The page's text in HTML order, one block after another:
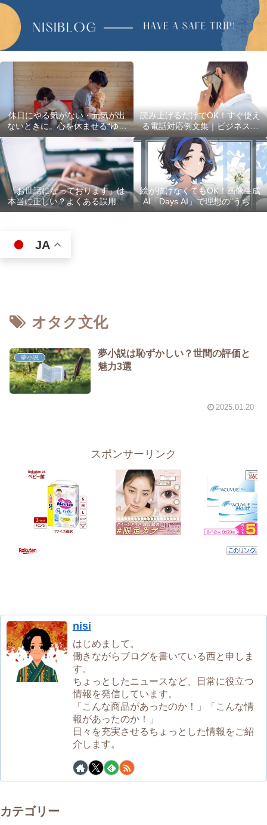
休日にやる気がない・元気が出
ないときに。心を休ませる“ゆる
い過ごし方”5選
読み上げるだけでOK！すぐ使え
る電話対応例文集｜ビジネスで
使える最初の言葉・最後の言葉
も完全網羅
「お世話になっております」は
本当に正しい？よくある誤用10
選
絵が描けなくてもOK！画像生成
AI「Days AI」で理想の“うちの
子”キャラクターを作ってみた体
JA
オタク文化
夢小説
夢小説は恥ずかしい？世間の評価と
魅力3選
2025.01.20
スポンサーリンク
nisi
はじめまして。
働きながらブログを書いている西と申しま
す。
ちょっとしたニュースなど、日常に役立つ
情報を発信しています。
「こんな商品があったのか！」「こんな情
報があったのか！」
日々を充実させるちょっとした情報をご紹
介します。
カテゴリー